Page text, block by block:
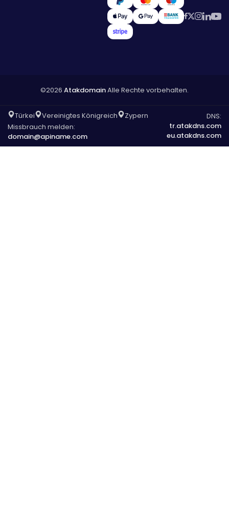
©2026 AtakdomainAlle Rechte vorbehalten.
Türkei Vereinigtes Königreich
Zypern
Missbrauch melden:
domain@apiname.com
DNS:
tr.atakdns.com
eu.atakdns.com